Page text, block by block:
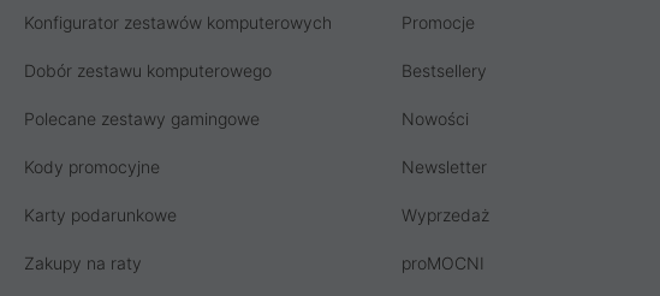
Konfigurator zestawów komputerowych
Dobór zestawu komputerowego
Polecane zestawy gamingowe
Kody promocyjne
Karty podarunkowe
Zakupy na raty
Promocje
Bestsellery
Nowości
Newsletter
Wyprzedaż
proMOCNI